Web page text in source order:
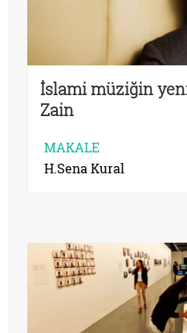
İslami müziğin
Zain
MAKALE
H.Sena Kural